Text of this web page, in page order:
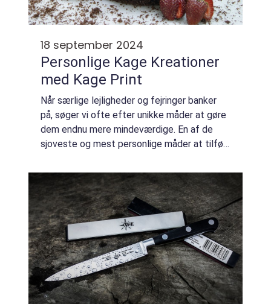
18 september 2024
Personlige Kage Kreationer
med Kage Print
Når særlige lejligheder og fejringer banker
på, søger vi ofte efter unikke måder at gøre
dem endnu mere mindeværdige. En af de
sjoveste og mest personlige måder at tilføje